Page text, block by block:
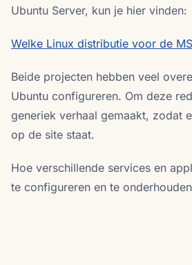
Ubuntu Server, kun je hier vinden:
Welke Linux distributie voor de
Beide projecten hebben veel
Ubuntu configureren. Om deze
generiek verhaal gemaakt, zodat
op de site staat.
Hoe verschillende services en
te configureren en te